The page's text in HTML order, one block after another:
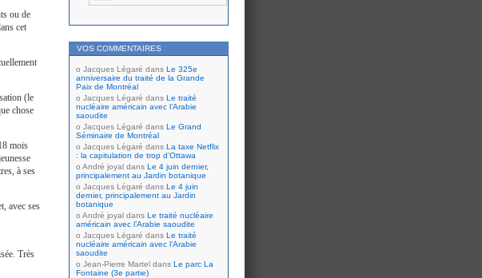
ou de
cet
(le
chose
mois
à ses
avec ses
Très
VOS COMMENTAIRES
Jacques Légaré dans Le 325e
anniversaire du traité de la Grande
Paix de Montréal
Jacques Légaré dans Le traité
nucléaire américain avec l’Arabie
saoudite
Jacques Légaré dans Le Grand
Séminaire de Montréal
Jacques Légaré dans La taxe Netflix
: la capitulation de trop d’Ottawa
André joyal dans Le 4 juin dernier,
principalement au Jardin botanique
Jacques Légaré dans Le 4 juin
dernier, principalement au Jardin
botanique
André joyal dans Le traité nucléaire
américain avec l’Arabie saoudite
Jacques Légaré dans Le traité
nucléaire américain avec l’Arabie
saoudite
Jean-Pierre Martel dans Le parc La
Fontaine (3e partie)